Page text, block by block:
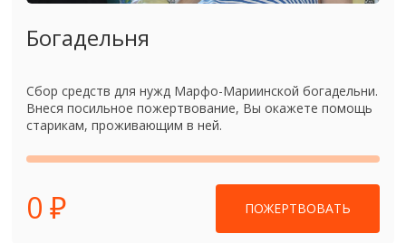
Богадельня
Сбор средств для нужд Марфо-Мариинской богадельни.
Внеся посильное пожертвование, Вы окажете помощь
старикам, проживающим в ней.
0 ₽ ПОЖЕРТВОВАТЬ